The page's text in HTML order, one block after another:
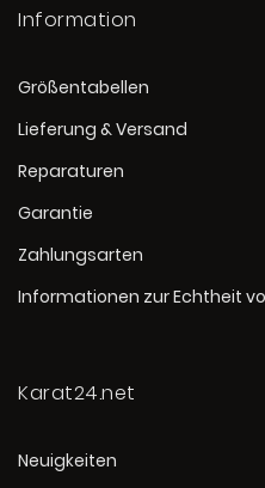
Information
Größentabellen
Lieferung & Versand
Reparaturen
Garantie
Zahlungsarten
Informationen zur Echtheit
Karat24.net
Neuigkeiten